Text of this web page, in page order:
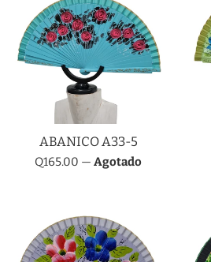
ABANICO A33-5
Precio
Q165.00 — Agotado